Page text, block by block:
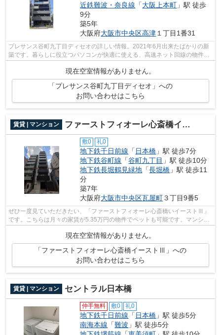
近鉄難波・奈良線 「大阪上本町 」駅 徒歩
9分
築5年
大阪府大阪市中央区高津 １丁目1番31
プレサンス谷町九丁目ディセオの詳しい情報。2021年6月出来たばかりの新
築です。暮らしに役立つパソコンが快適に使える、高速ネット回線の物件。
現在空室情報がありません。
「プレサンス谷町九丁目ディセオ」への
お問い合わせはこちら
賃貸 | マンション ファーストフィオーレ心斎橋イーストⅢ
敷0 礼0
地下鉄千日前線 「日本橋 」駅 徒歩7分
地下鉄谷町線 「谷町九丁目 」駅 徒歩10分
地下鉄長堀鶴見緑地 「長堀橋 」駅 徒歩11
分
築7年
大阪府大阪市中央区瓦屋町３丁目9番5
ぜひ一度見ていただきたい、「ファーストフィオーレ心斎橋いイーストⅢ」
です。こちらは月々の家賃が5.35万円の物件でペットも可能です。マンショ
ンの住人や関係者だけが入れるオートロ...
現在空室情報がありません。
「ファーストフィオーレ心斎橋イーストⅢ」への
お問い合わせはこちら
賃貸 | マンション セントラル日本橋
仲手無料 敷0 礼0
地下鉄千日前線 「 日本橋 」駅 徒歩5分
南海本線 「難波 」駅 徒歩5分